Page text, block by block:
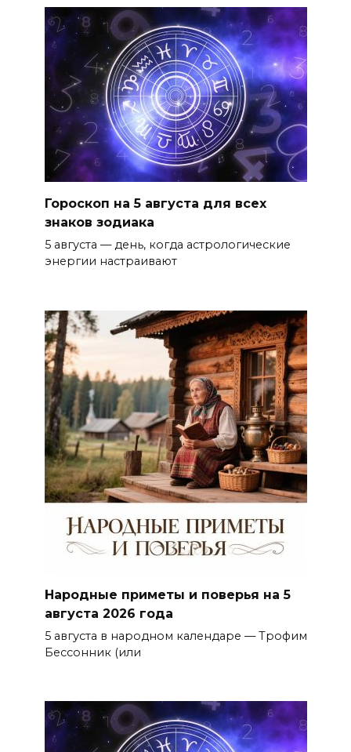
Гороскоп на 5 августа для всех
знаков зодиака
5 августа — день, когда астрологические
энергии настраивают
Народные приметы и поверья на 5
августа 2026 года
5 августа в народном календаре — Трофим
Бессонник (или